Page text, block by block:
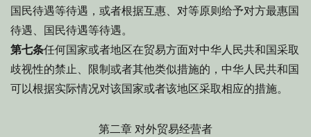
国民待遇等待遇，或者根据互惠、对等原则给予对方最惠国
待遇、国民待遇等待遇。
第七条任何国家或者地区在贸易方面对中华人民共和国采取
歧视性的禁止、限制或者其他类似措施的，中华人民共和国
可以根据实际情况对该国家或者该地区采取相应的措施。
第二章 对外贸易经营者